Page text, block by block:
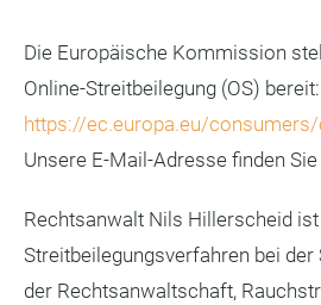
Die Europäische Kommission
Online-Streitbeilegung (OS) bereit:
https://ec.europa.eu/
Unsere E-Mail-Adresse finden
Rechtsanwalt Nils Hillerscheid
Streitbeilegungsverfahren bei
der Rechtsanwaltschaft,